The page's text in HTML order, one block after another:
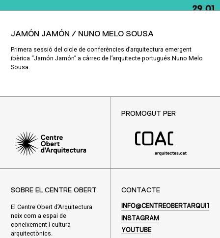
JAMÓN JAMÓN / NUNO MELO SOUSA
Primera sessió del cicle de conferències d’arquitectura emergent
ibèrica “Jamón Jamón” a càrrec de l’arquitecte portugués Nuno Melo
Sousa.
PROMOGUT PER
SOBRE EL CENTRE OBERT
El Centre Obert d’Arquitectura
neix com a espai de
coneixement i cultura
arquitectònics.
CONTACTE
INSTAGRAM
YOUTUBE